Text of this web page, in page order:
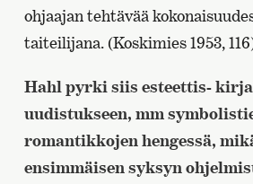
ohjaajan tehtävää
taiteilijana. (Koskimies 1953,
Hahl pyrki siis esteettis-
uudistukseen, mm
romantikkojen hengessä,
ensimmäisen syksyn